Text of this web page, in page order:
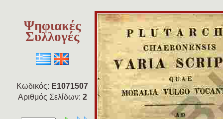
Ψηφιακές
Συλλογές
Κωδικός: E1071507
Αριθμός Σελίδων: 2